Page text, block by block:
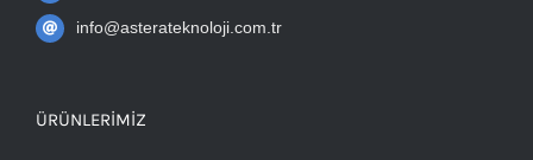
info@asterateknoloji.com.tr
ÜRÜNLERIMIZ